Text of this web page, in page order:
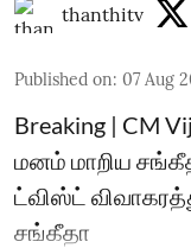
thanthitv
Published on: 07 Aug
Breaking | CM
மனம் மாறிய
ட்விஸ்ட்
சங்கீதா